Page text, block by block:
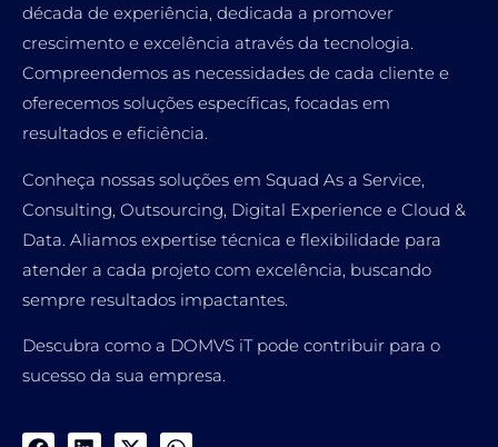
década de experiência, dedicada a promover
crescimento e excelência através da tecnologia.
Compreendemos as necessidades de cada cliente e
oferecemos soluções específicas, focadas em
resultados e eficiência.
Conheça nossas soluções em Squad As a Service,
Consulting, Outsourcing, Digital Experience e Cloud &
Data. Aliamos expertise técnica e flexibilidade para
atender a cada projeto com excelência, buscando
sempre resultados impactantes.
Descubra como a DOMVS iT pode contribuir para o
sucesso da sua empresa.